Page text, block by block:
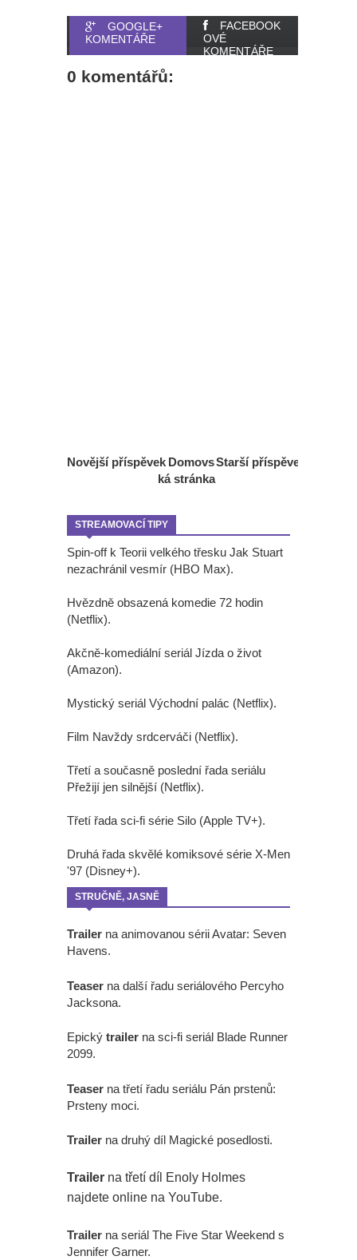
GOOGLE+
KOMENTÁŘE
FACEBOOK
OVÉ
KOMENTÁŘE
0 komentářů:
Novější příspěvek Starší příspěvek
Domovs
ká stránka
STREAMOVACÍ TIPY
Spin-off k Teorii velkého třesku Jak Stuart
nezachránil vesmír (HBO Max).
Hvězdně obsazená komedie 72 hodin
(Netflix).
Akčně-komediální seriál Jízda o život
(Amazon).
Mystický seriál Východní palác (Netflix).
Film Navždy srdcerváči (Netflix).
Třetí a současně poslední řada seriálu
Přežijí jen silnější (Netflix).
Třetí řada sci-fi série Silo (Apple TV+).
Druhá řada skvělé komiksové série X-Men
'97 (Disney+).
STRUČNĚ, JASNĚ
Trailer na animovanou sérii Avatar: Seven
Havens.
Teaser na další řadu seriálového Percyho
Jacksona.
Epický trailer na sci-fi seriál Blade Runner
2099.
Teaser na třetí řadu seriálu Pán prstenů:
Prsteny moci.
Trailer na druhý díl Magické posedlosti.
Trailer na třetí díl Enoly Holmes
najdete online na YouTube.
Trailer na seriál The Five Star Weekend s
Jennifer Garner.